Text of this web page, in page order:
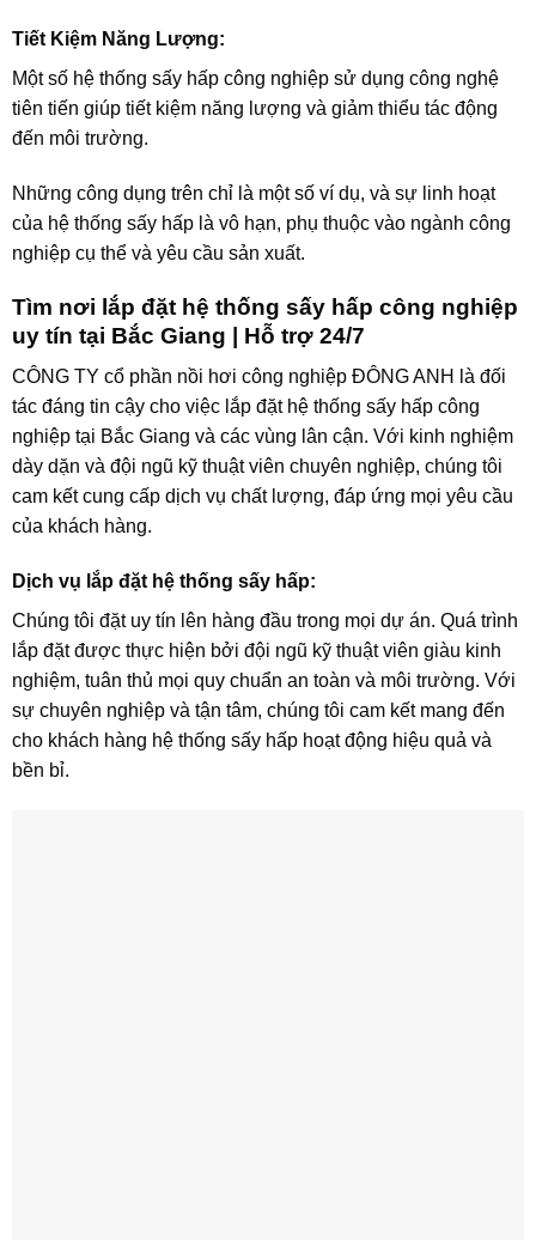
Tiết Kiệm Năng Lượng:
Một số hệ thống sấy hấp công nghiệp sử dụng công nghệ
tiên tiến giúp tiết kiệm năng lượng và giảm thiểu tác động
đến môi trường.
Những công dụng trên chỉ là một số ví dụ, và sự linh hoạt
của hệ thống sấy hấp là vô hạn, phụ thuộc vào ngành công
nghiệp cụ thể và yêu cầu sản xuất.
Tìm nơi lắp đặt hệ thống sấy hấp công nghiệp
uy tín tại Bắc Giang | Hỗ trợ 24/7
CÔNG TY cổ phần nồi hơi công nghiệp ĐÔNG ANH là đối
tác đáng tin cậy cho việc lắp đặt hệ thống sấy hấp công
nghiệp tại Bắc Giang và các vùng lân cận. Với kinh nghiệm
dày dặn và đội ngũ kỹ thuật viên chuyên nghiệp, chúng tôi
cam kết cung cấp dịch vụ chất lượng, đáp ứng mọi yêu cầu
của khách hàng.
Dịch vụ lắp đặt hệ thống sấy hấp:
Chúng tôi đặt uy tín lên hàng đầu trong mọi dự án. Quá trình
lắp đặt được thực hiện bởi đội ngũ kỹ thuật viên giàu kinh
nghiệm, tuân thủ mọi quy chuẩn an toàn và môi trường. Với
sự chuyên nghiệp và tận tâm, chúng tôi cam kết mang đến
cho khách hàng hệ thống sấy hấp hoạt động hiệu quả và
bền bỉ.